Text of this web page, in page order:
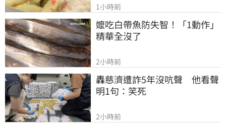
1小時前
嬤吃白帶魚防失智！「1動作」
精華全沒了
2小時前
轟慈濟遭詐5年沒吭聲　他看聲
明1句：笑死
2小時前